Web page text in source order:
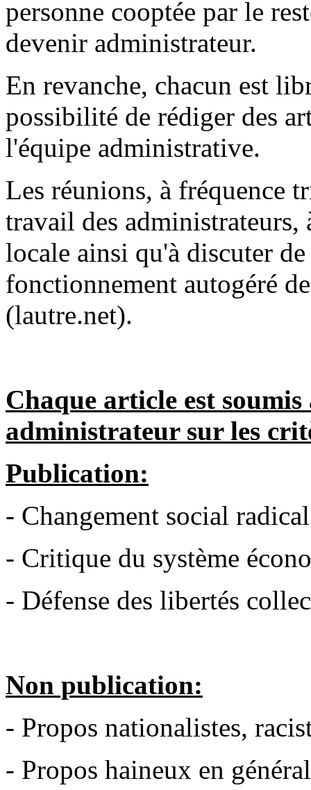
personne cooptée par le
devenir administrateur.
En revanche, chacun est
possibilité de rédiger des
l'équipe administrative.
Les réunions, à fréquence
travail des
locale ainsi qu'à discuter
fonctionnement autogéré
(lautre.net).
Chaque article est
administrateur sur les
Publication:
- Changement social radical
- Critique du système
- Défense des libertés
Non publication:
- Propos nationalistes,
- Propos haineux en général